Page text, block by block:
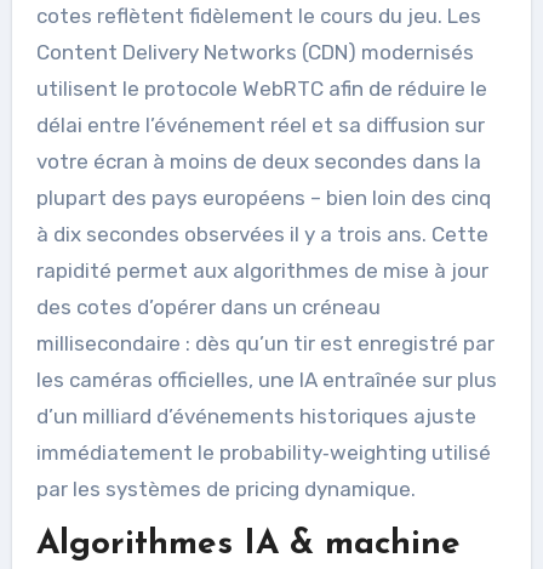
cotes reflètent fidèlement le cours du jeu. Les
Content Delivery Networks (CDN) modernisés
utilisent le protocole WebRTC afin de réduire le
délai entre l’événement réel et sa diffusion sur
votre écran à moins de deux secondes dans la
plupart des pays européens – bien loin des cinq
à dix secondes observées il y a trois ans. Cette
rapidité permet aux algorithmes de mise à jour
des cotes d’opérer dans un créneau
millisecondaire : dès qu’un tir est enregistré par
les caméras officielles, une IA entraînée sur plus
d’un milliard d’événements historiques ajuste
immédiatement le probability‑weighting utilisé
par les systèmes de pricing dynamique.
Algorithmes IA & machine